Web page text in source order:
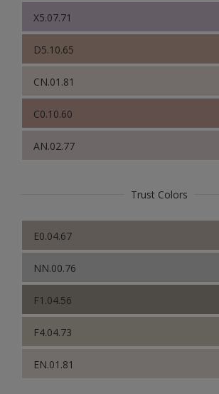
Sikkens Kleurselectie Witten
Sikkens Colour Futures 2024
Sikkens Colour Futures 2022
Sikkens Colour Futures 2021
Colour Futures 2020
Sikkens Colour Futures 2019
Sikkens Colour Futures 2018
X5.07.71
D5.10.65
CN.01.81
C0.10.60
AN.02.77
Trust Colors
E0.04.67
NN.00.76
F1.04.56
F4.04.73
EN.01.81